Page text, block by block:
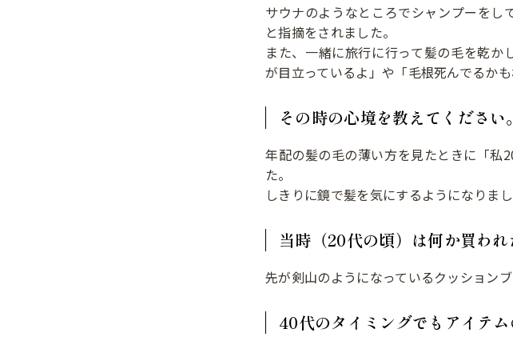
サウナのようなところでシャンプーをし
と指摘をされました。
また、一緒に旅行に行って髪の毛を乾
が目立っているよ」や「毛根死んでるか
その時の心境を教えてください。
年配の髪の毛の薄い方を見たときに「私
た。
しきりに鏡で髪を気にするようになりまし
当時（20代の頃）は何か買われ
先が剣山のようになっているクッション
40代のタイミングでもアイテム